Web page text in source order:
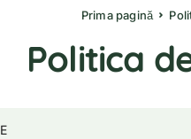
Prima pagină
Politica